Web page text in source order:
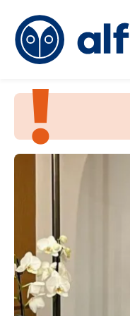
AlfaVita
-
Ειδήσεις
για
την